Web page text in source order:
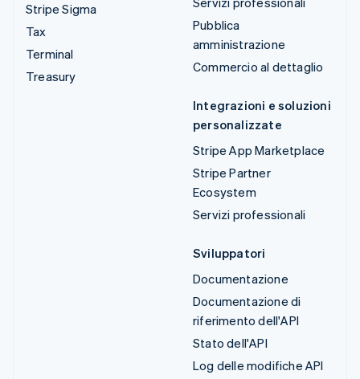
Stripe Sigma
Tax
Terminal
Treasury
Pubblica
amministrazione
Commercio al dettaglio
Integrazioni e soluzioni
personalizzate
Stripe App Marketplace
Stripe Partner
Ecosystem
Servizi professionali
Sviluppatori
Documentazione
Documentazione di
riferimento dell'API
Stato dell'API
Log delle modifiche API